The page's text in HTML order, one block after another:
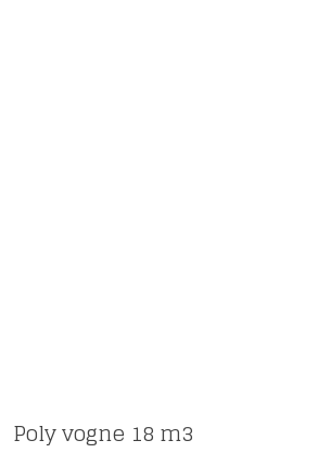
Poly vogne 18 m3